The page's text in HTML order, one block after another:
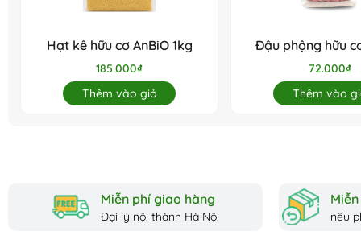
Không nên dùng cho phụ nữ đang mang thai.
Hạt kê hữu cơ AnBiO 1kg
185.000₫
Thêm vào giỏ
Đậu phộng hữu
200g
72.000₫
Thêm vào
Miễn phí giao hàng
Đại lý nội thành Hà Nội nếu